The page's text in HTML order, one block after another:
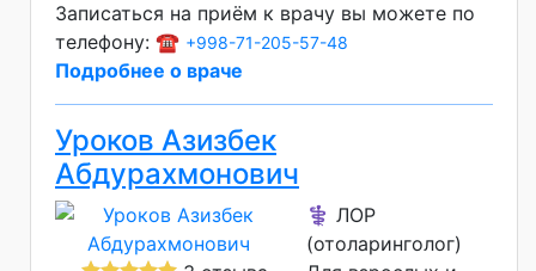
Записаться на приём к врачу вы можете по
телефону: ☎️ +998-71-205-57-48
Подробнее о враче
Уроков Азизбек
Абдурахмонович
⚕️ ЛОР
(отоларинголог)